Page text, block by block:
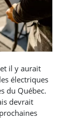
il y aurait
électriques
du Québec.
devrait